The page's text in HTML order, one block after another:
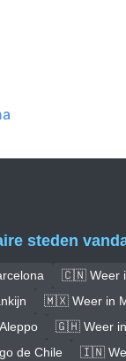
steden
🇨🇳 Weer
🇲🇽 Weer in
🇬🇭 Weer in
de Chile
🇮🇳